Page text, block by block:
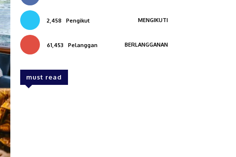
2,458 Pengikut MENGIKUTI
61,453 Pelanggan BERLANGGANAN
must read